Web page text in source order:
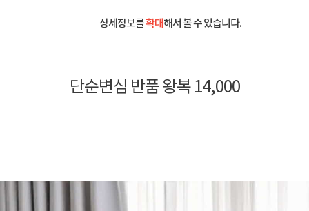
상세정보를확대해서 볼 수 있습니다.
단순변심 반품 왕복 14,000